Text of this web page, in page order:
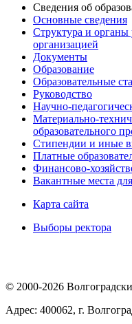
Сведения об
Основные сведения
Структура и органы
организацией
Документы
Образование
Образовательные
Руководство
Научно-
Материально-
образовательного
Стипендии и иные
Платные
Финансово-
Вакантные места
Карта сайта
Выборы ректора
© 2000-2026
Адрес: 400062, г.